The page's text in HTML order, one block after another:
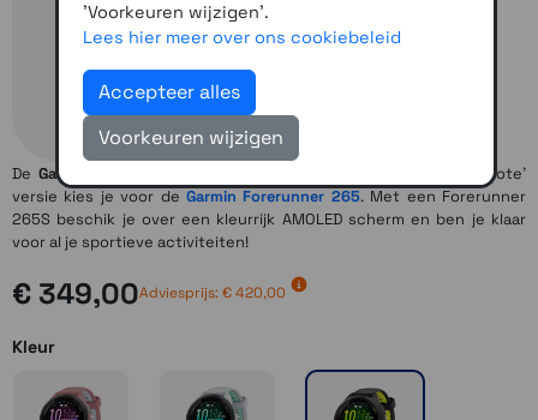
De Garmin Forerunner 265
is leverbaar in 2 maten, voor de 'grote'
versie kies je voor de Garmin Forerunner 265. Met een Forerunner
265S beschik je over een kleurrijk AMOLED scherm en ben je klaar
voor al je sportieve activiteiten!
€ 349,00Adviesprijs: € 420,00
Kleur
'Voorkeuren wijzigen'.
Lees hier meer over ons cookiebeleid
Accepteer alles
Voorkeuren wijzigen